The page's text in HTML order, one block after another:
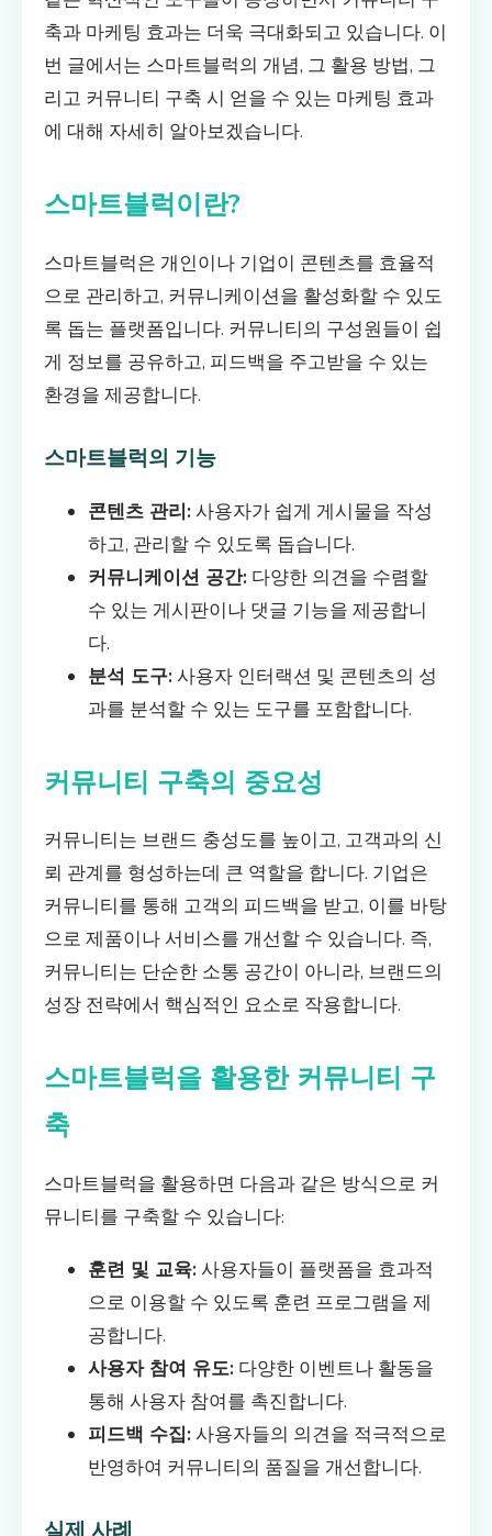
축과 마케팅 효과는 더욱 극대화되고 있습니다. 이
번 글에서는 스마트블럭의 개념, 그 활용 방법, 그
리고 커뮤니티 구축 시 얻을 수 있는 마케팅 효과
에 대해 자세히 알아보겠습니다.
스마트블럭이란?
스마트블럭은 개인이나 기업이 콘텐츠를 효율적
으로 관리하고, 커뮤니케이션을 활성화할 수 있도
록 돕는 플랫폼입니다. 커뮤니티의 구성원들이 쉽
게 정보를 공유하고, 피드백을 주고받을 수 있는
환경을 제공합니다.
스마트블럭의 기능
콘텐츠 관리: 사용자가 쉽게 게시물을 작성
하고, 관리할 수 있도록 돕습니다.
커뮤니케이션 공간: 다양한 의견을 수렴할
수 있는 게시판이나 댓글 기능을 제공합니
다.
분석 도구: 사용자 인터랙션 및 콘텐츠의 성
과를 분석할 수 있는 도구를 포함합니다.
커뮤니티 구축의 중요성
커뮤니티는 브랜드 충성도를 높이고, 고객과의 신
뢰 관계를 형성하는데 큰 역할을 합니다. 기업은
커뮤니티를 통해 고객의 피드백을 받고, 이를 바탕
으로 제품이나 서비스를 개선할 수 있습니다. 즉,
커뮤니티는 단순한 소통 공간이 아니라, 브랜드의
성장 전략에서 핵심적인 요소로 작용합니다.
스마트블럭을 활용한 커뮤니티 구
축
스마트블럭을 활용하면 다음과 같은 방식으로 커
뮤니티를 구축할 수 있습니다:
훈련 및 교육: 사용자들이 플랫폼을 효과적
으로 이용할 수 있도록 훈련 프로그램을 제
공합니다.
사용자 참여 유도: 다양한 이벤트나 활동을
통해 사용자 참여를 촉진합니다.
피드백 수집: 사용자들의 의견을 적극적으로
반영하여 커뮤니티의 품질을 개선합니다.